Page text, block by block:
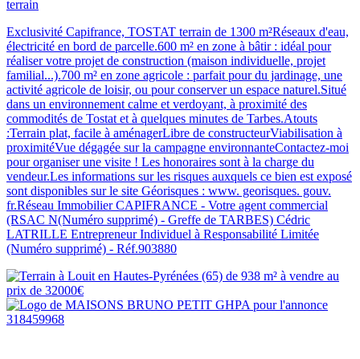
terrain
Exclusivité Capifrance, TOSTAT terrain de 1300 m²Réseaux d'eau,
électricité en bord de parcelle.600 m² en zone à bâtir : idéal pour
réaliser votre projet de construction (maison individuelle, projet
familial...).700 m² en zone agricole : parfait pour du jardinage, une
activité agricole de loisir, ou pour conserver un espace naturel.Situé
dans un environnement calme et verdoyant, à proximité des
commodités de Tostat et à quelques minutes de Tarbes.Atouts
:Terrain plat, facile à aménagerLibre de constructeurViabilisation à
proximitéVue dégagée sur la campagne environnanteContactez-moi
pour organiser une visite ! Les honoraires sont à la charge du
vendeur.Les informations sur les risques auxquels ce bien est exposé
sont disponibles sur le site Géorisques : www. georisques. gouv.
fr.Réseau Immobilier CAPIFRANCE - Votre agent commercial
(RSAC N(Numéro supprimé) - Greffe de TARBES) Cédric
LATRILLE Entrepreneur Individuel à Responsabilité Limitée
(Numéro supprimé) - Réf.903880